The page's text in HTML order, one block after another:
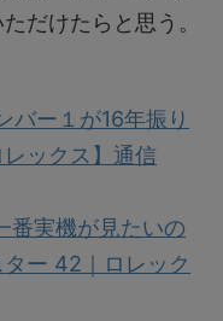
だけたらと思う。
バー１が16年振り
ックス】通信
実機が見たいの
ー 42｜ロレック